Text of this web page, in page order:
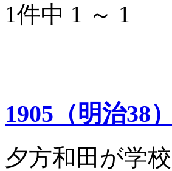
1件中 1 ～ 1
1905（明治38
夕方和田が学